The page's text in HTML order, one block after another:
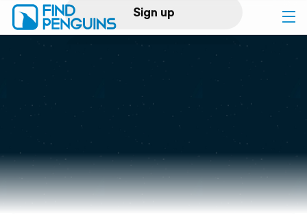
Sign up
Log in
Print a book
Flyover video
Explore